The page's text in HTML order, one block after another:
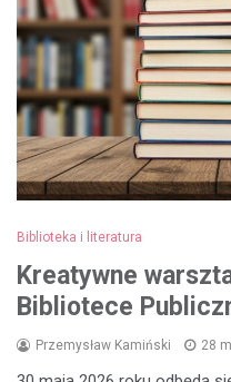
Biblioteka i literatura
Kreatywne
Bibliotece
Przemysław Kamiński 28